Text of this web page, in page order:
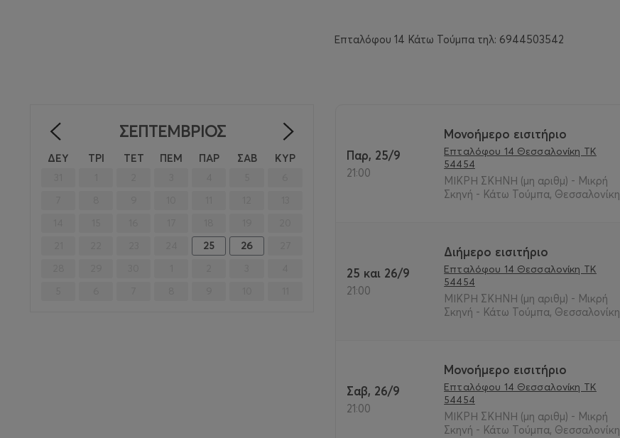
Επταλόφου 14 Κάτω Τούμπα τηλ: 6944503542
ΣΕΠΤΈΜΒΡΙΟΣ
ΔΕΥ ΤΡΙ ΤΕΤ ΠΕΜ ΠΑΡ ΣΑΒ ΚΥΡ
25 26
Παρ, 25/9
21:00
Μονοήμερο εισιτήριο
Επταλόφου 14 Θεσσαλονίκη ΤΚ
54454
ΜΙΚΡΗ ΣΚΗΝΗ (μη αριθμ) - Μικρή
Σκηνή - Κάτω Τούμπα, Θεσσαλονίκη
25 και 26/9
21:00
Διήμερο εισιτήριο
Επταλόφου 14 Θεσσαλονίκη ΤΚ
54454
ΜΙΚΡΗ ΣΚΗΝΗ (μη αριθμ) - Μικρή
Σκηνή - Κάτω Τούμπα, Θεσσαλονίκη
Σαβ, 26/9
21:00
Μονοήμερο εισιτήριο
Επταλόφου 14 Θεσσαλονίκη ΤΚ
54454
ΜΙΚΡΗ ΣΚΗΝΗ (μη αριθμ) - Μικρή
Σκηνή - Κάτω Τούμπα, Θεσσαλονίκη